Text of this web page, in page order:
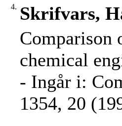
4. Skrifvars,
Comparison
chemical
- Ingår i:
1354, 20